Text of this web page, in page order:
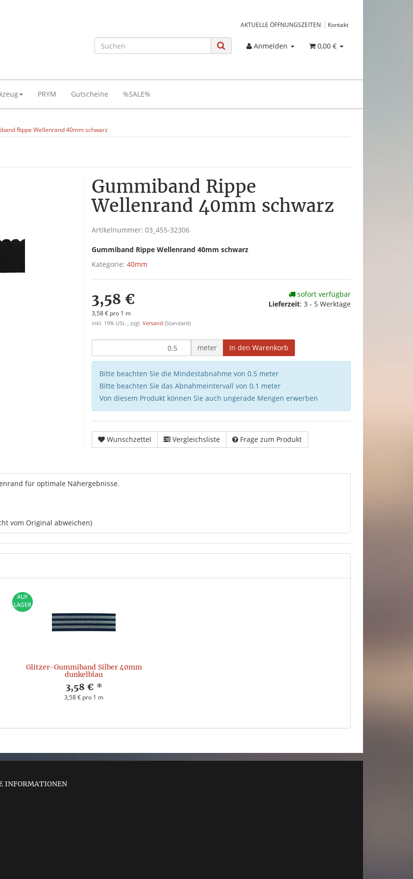
AKTUELLE ÖFFNUNGSZEITEN Kontakt
Anmelden 0,00 €
PRYM Gutscheine %SALE%
Rippe Wellenrand 40mm schwarz
Gummiband Rippe
Wellenrand 40mm schwarz
Artikelnummer: 03_455-32306
Gummiband Rippe Wellenrand 40mm schwarz
Kategorie: 40mm
3,58 €
3,58 € pro 1 m
inkl. 19% USt. , zzgl. Versand (Standard)
sofort verfügbar
Lieferzeit: 3 - 5 Werktage
meter In den Warenkorb
Bitte beachten Sie die Mindestabnahme von 0.5 meter
Bitte beachten Sie das Abnahmeintervall von 0.1 meter
Von diesem Produkt können Sie auch ungerade Mengen erwerben
Wunschzettel Vergleichsliste Frage zum Produkt
für optimale Nähergebnisse.
vom Original abweichen)
Glitzer-Gummiband Silber 40mm
dunkelblau
3,58 € *
3,58 € pro 1 m
INFORMATIONEN